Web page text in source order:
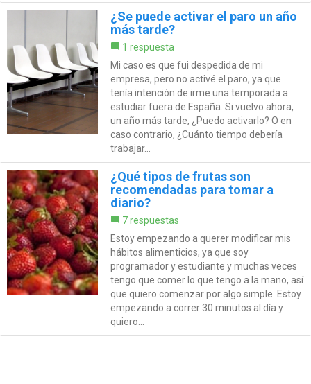
¿Se puede activar el paro un año
más tarde?
1 respuesta
Mi caso es que fui despedida de mi
empresa, pero no activé el paro, ya que
tenía intención de irme una temporada a
estudiar fuera de España. Si vuelvo ahora,
un año más tarde, ¿Puedo activarlo? O en
caso contrario, ¿Cuánto tiempo debería
trabajar...
¿Qué tipos de frutas son
recomendadas para tomar a
diario?
7 respuestas
Estoy empezando a querer modificar mis
hábitos alimenticios, ya que soy
programador y estudiante y muchas veces
tengo que comer lo que tengo a la mano, así
que quiero comenzar por algo simple. Estoy
empezando a correr 30 minutos al día y
quiero...